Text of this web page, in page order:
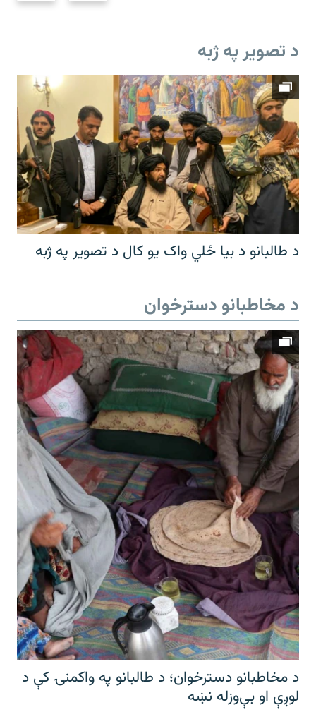
د تصویر په ژبه
د طالبانو د بیا ځلي واک یو کال د تصویر په ژبه
د مخاطبانو دسترخوان
د مخاطبانو دسترخوان؛ د طالبانو په واکمنۍ کې د
لوږې او بې‌وزله نښه